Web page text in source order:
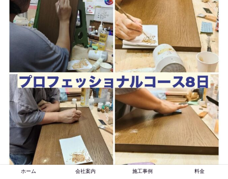
ホーム 会社案内 施工事例 料金